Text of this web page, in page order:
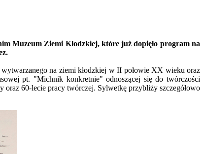
Muzeum Ziemi Kłodzkiej, które już dopięło program na
wytwarzanego na ziemi kłodzkiej w II połowie XX wieku oraz
pt. "Michnik konkretnie" odnoszącej się do twórczości
60-lecie pracy twórczej. Sylwetkę przybliży szczegółowo